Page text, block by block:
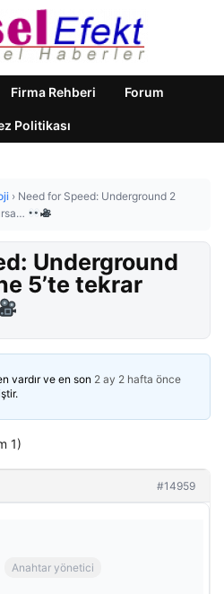
Firma Rehberi Forum
Politikası
› Need for Speed: Underground 2
Underground
5’te tekrar
vardır ve en son 2 ay 2 hafta önce
1)
#14959
Anahtar yönetici